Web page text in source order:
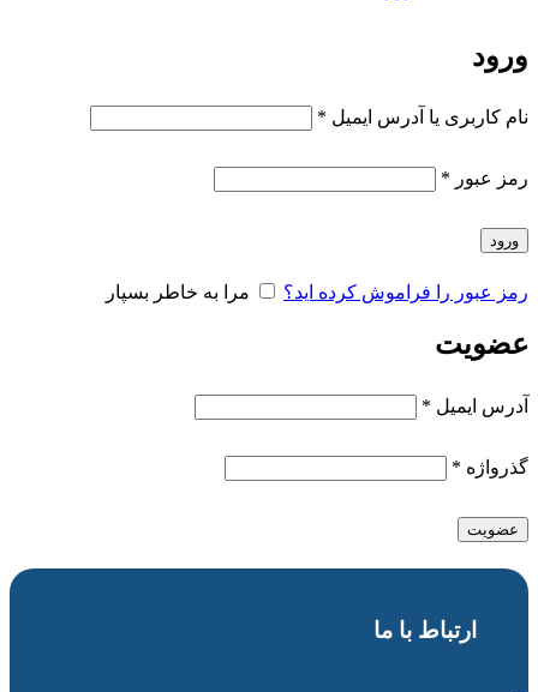
ورود
نام کاربری یا آدرس ایمیل *
رمز عبور *
ورود
رمز عبور را فراموش کرده اید؟ مرا به خاطر بسپار
عضویت
آدرس ایمیل *
گذرواژه *
عضویت
ارتباط با ما